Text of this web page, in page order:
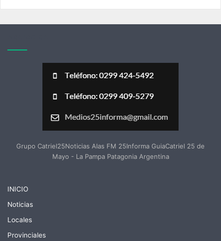
Grupo Catriel25Noticias Alas FM 25Informa GuiaCatriel 25 de
Mayo - La Pampa Patagonia Argentina
INICIO
Noticias
Locales
Provinciales